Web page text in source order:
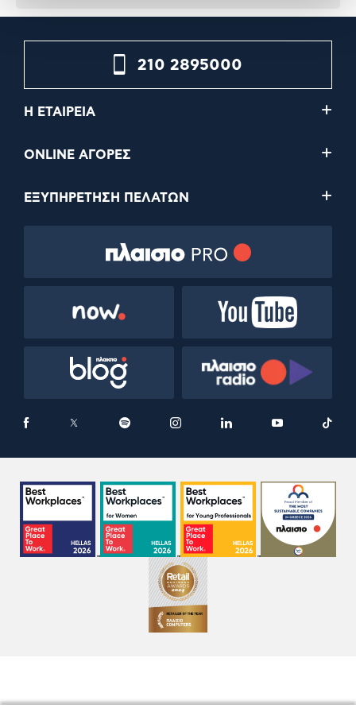
210 2895000
Η ΕΤΑΙΡΕΙΑ
ONLINE ΑΓΟΡΕΣ
ΕΞΥΠΗΡΕΤΗΣΗ ΠΕΛΑΤΩΝ